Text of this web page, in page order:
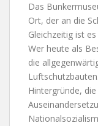
Das
Ort, der an die
Gleichzeitig ist
Wer heute als
die
Hintergründe,